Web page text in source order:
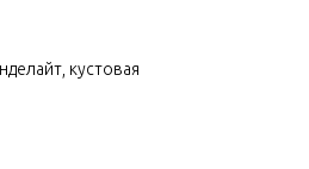
кустовая